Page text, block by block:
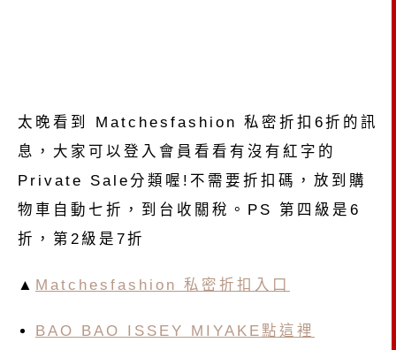
太晚看到 Matchesfashion 私密折扣6折的訊
息，大家可以登入會員看看有沒有紅字的
Private Sale分類喔!不需要折扣碼，放到購
物車自動七折，到台收關稅。PS 第四級是6
折，第2級是7折
▲ Matchesfashion 私密折扣入口
BAO BAO ISSEY MIYAKE點這裡